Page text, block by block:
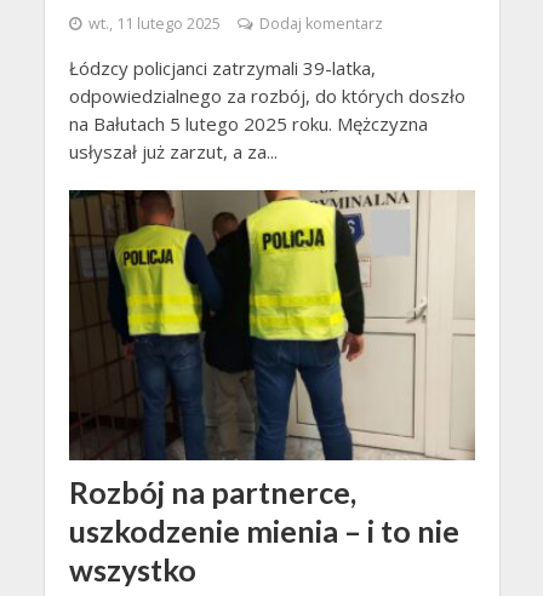
wt., 11 lutego 2025 Dodaj komentarz
Łódzcy policjanci zatrzymali 39-latka,
odpowiedzialnego za rozbój, do których doszło
na Bałutach 5 lutego 2025 roku. Mężczyzna
usłyszał już zarzut, a za...
Rozbój na partnerce,
uszkodzenie mienia – i to nie
wszystko